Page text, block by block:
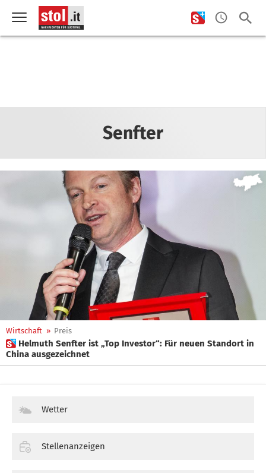
Senfter
Wirtschaft » Preis
 Helmuth Senfter ist „Top Investor“: Für neuen Standort in
China ausgezeichnet
Wetter
Stellenanzeigen